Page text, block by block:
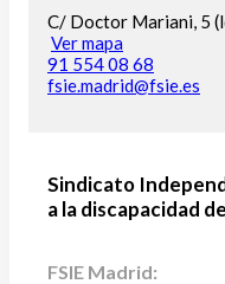
C/ Doctor Mariani, 5
Ver mapa
91 554 08 68
fsie.madrid@fsie.es
Sindicato
a la discapacidad
FSIE Madrid: